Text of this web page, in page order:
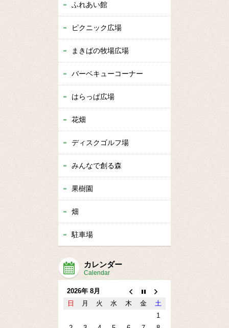
ふれあい館
ピクニック広場
まきばの牧場広場
バーベキューコーナー
はらっぱ広場
花畑
ディスクゴルフ場
みんなで創る森
果樹園
畑
駐車場
カレンダー
Calendar
2026年 8月
日
月 火 水 木 金
土
1